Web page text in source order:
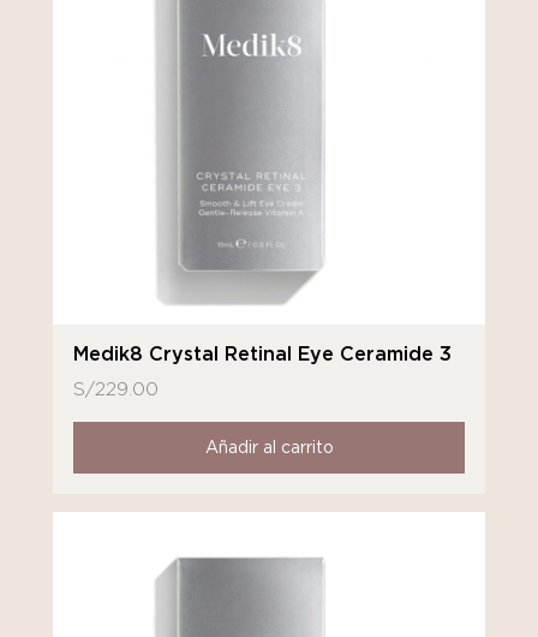
Medik8 Crystal Retinal Eye Ceramide 3
S/229.00
Añadir al carrito